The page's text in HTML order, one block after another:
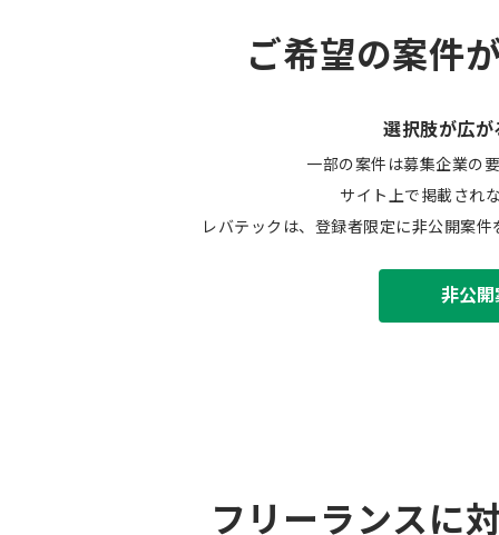
ご希望の案件
選択肢が広が
一部の案件は募集企業の
サイト上で掲載され
レバテックは、登録者限定に非公開案
非公
フリーランスに